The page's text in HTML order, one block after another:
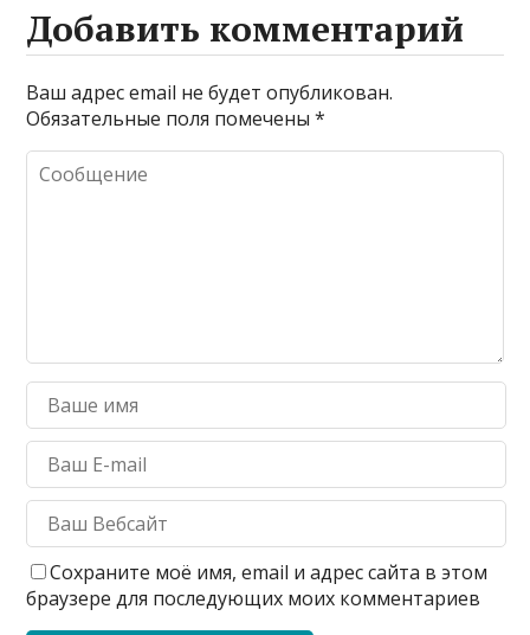
Добавить комментарий
Ваш адрес email не будет опубликован.
Обязательные поля помечены*
Сохраните моё имя, email и адрес сайта в этом
браузере для последующих моих комментариев